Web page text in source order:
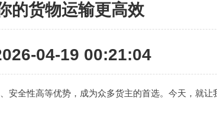
的货物运输更高效
04-19 00:21:04
安全性高等优势，成为众多货主的首选。今天，就让